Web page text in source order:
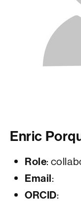
Enric
Role:
Email:
ORCID: